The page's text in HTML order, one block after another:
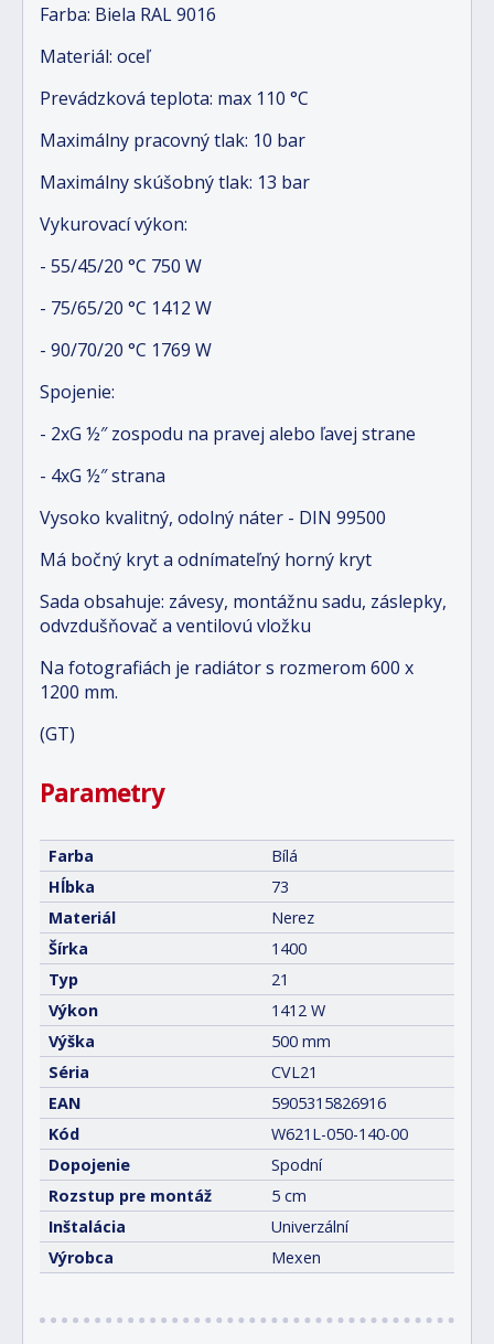
Farba: Biela RAL 9016
Materiál: oceľ
Prevádzková teplota: max 110 °C
Maximálny pracovný tlak: 10 bar
Maximálny skúšobný tlak: 13 bar
Vykurovací výkon:
- 55/45/20 °C 750 W
- 75/65/20 °C 1412 W
- 90/70/20 °C 1769 W
Spojenie:
- 2xG ½″ zospodu na pravej alebo ľavej strane
- 4xG ½″ strana
Vysoko kvalitný, odolný náter - DIN 99500
Má bočný kryt a odnímateľný horný kryt
Sada obsahuje: závesy, montážnu sadu, záslepky,
odvzdušňovač a ventilovú vložku
Na fotografiách je radiátor s rozmerom 600 x
1200 mm.
(GT)
Parametry
Farba
Bílá
Hĺbka
73
Materiál
Nerez
Šírka
1400
Typ
21
Výkon
1412 W
Výška
500 mm
Séria
CVL21
EAN
5905315826916
Kód
W621L-050-140-00
Dopojenie
Spodní
Rozstup pre montáž
5 cm
Inštalácia
Univerzální
Výrobca
Mexen